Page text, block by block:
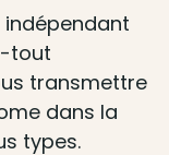
indépendant
tout
transmettre
dans la
types.